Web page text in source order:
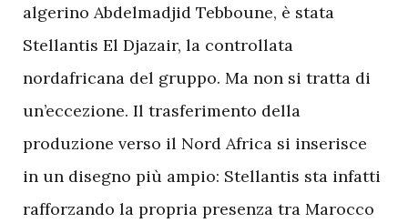
algerino Abdelmadjid Tebboune, è stata
Stellantis El Djazair, la controllata
nordafricana del gruppo. Ma non si tratta di
un’eccezione. Il trasferimento della
produzione verso il Nord Africa si inserisce
in un disegno più ampio: Stellantis sta infatti
rafforzando la propria presenza tra Marocco